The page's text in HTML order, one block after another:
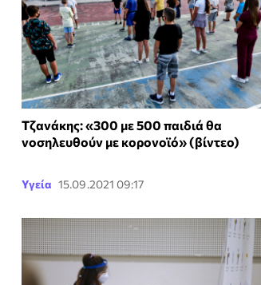
Τζανάκης: «300 με 500 παιδιά θα
νοσηλευθούν με κορονοϊό» (βίντεο)
Υγεία 15.09.2021 09:17